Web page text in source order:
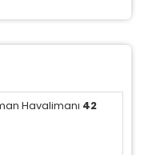
göstermek
görmeye devam
Havalimanı 42